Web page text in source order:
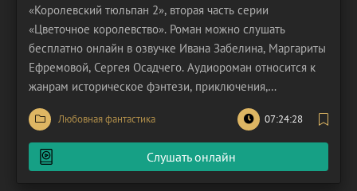
«Королевский тюльпан 2», вторая часть серии
«Цветочное королевство». Роман можно слушать
бесплатно онлайн в озвучке Ивана Забелина, Маргариты
Ефремовой, Сергея Осадчего. Аудиороман относится к
жанрам историческое фэнтези, приключения,
попаданцы, любовная фантастика. Главная героиня –
девушка по имени Алина. Она – опытный флорист,
обладающий обширными знаниями о цветах, которые её
начальник умело использует в
Любовная фантастика 07:24:28
Слушать онлайн